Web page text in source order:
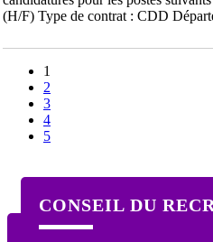
(H/F) Type de contrat : CDD
1
2
3
4
5
CONSEIL DU